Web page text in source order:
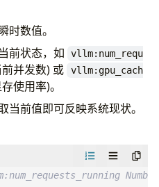
求数统计
=len self. running),
self . waiting
= self kv_cache_manager
时数值。
前状态，如
vllm:num_requ
并发数) 或
vllm:gpu_cach
使用率)。
当前值即可反映系统现状。